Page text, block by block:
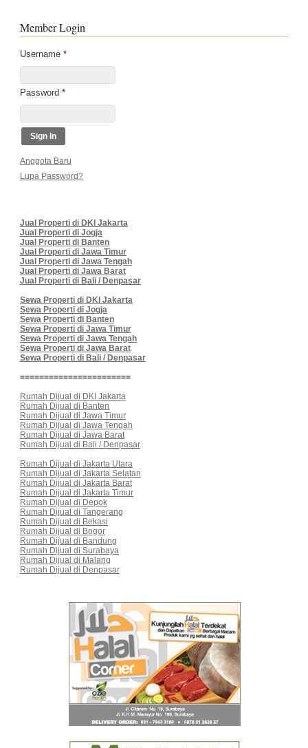
Member Login
Username *
Password *
Anggota Baru
Lupa Password?
Jual Properti di DKI Jakarta
Jual Properti di Jogja
Jual Properti di Banten
Jual Properti di Jawa Timur
Jual Properti di Jawa Tengah
Jual Properti di Jawa Barat
Jual Properti di Bali / Denpasar
Sewa Properti di DKI Jakarta
Sewa Properti di Jogja
Sewa Properti di Banten
Sewa Properti di Jawa Timur
Sewa Properti di Jawa Tengah
Sewa Properti di Jawa Barat
Sewa Properti di Bali / Denpasar
=======================
Rumah Dijual di DKI Jakarta
Rumah Dijual di Banten
Rumah Dijual di Jawa Timur
Rumah Dijual di Jawa Tengah
Rumah Dijual di Jawa Barat
Rumah Dijual di Bali / Denpasar
Rumah Dijual di Jakarta Utara
Rumah Dijual di Jakarta Selatan
Rumah Dijual di Jakarta Barat
Rumah Dijual di Jakarta Timur
Rumah Dijual di Depok
Rumah Dijual di Tangerang
Rumah Dijual di Bekasi
Rumah Dijual di Bogor
Rumah Dijual di Bandung
Rumah Dijual di Surabaya
Rumah Dijual di Malang
Rumah Dijual di Denpasar